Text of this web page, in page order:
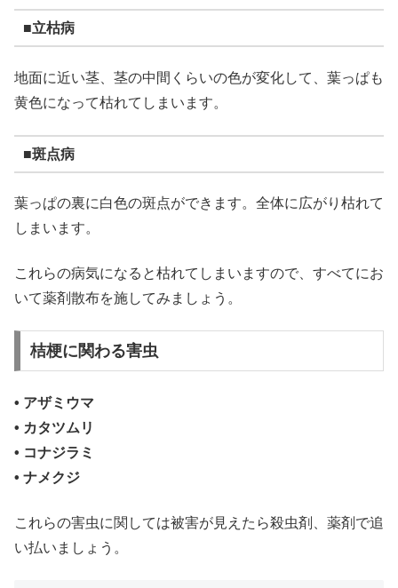
■立枯病
地面に近い茎、茎の中間くらいの色が変化して、葉っぱも
黄色になって枯れてしまいます。
■斑点病
葉っぱの裏に白色の斑点ができます。全体に広がり枯れて
しまいます。
これらの病気になると枯れてしまいますので、すべてにお
いて薬剤散布を施してみましょう。
桔梗に関わる害虫
• アザミウマ
• カタツムリ
• コナジラミ
• ナメクジ
これらの害虫に関しては被害が見えたら殺虫剤、薬剤で追
い払いましょう。